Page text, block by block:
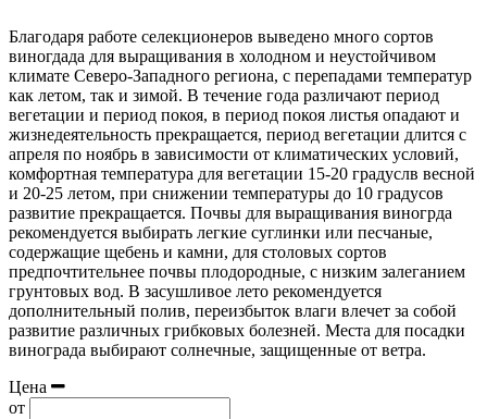
Благодаря работе селекционеров выведено много сортов
виногдада для выращивания в холодном и неустойчивом
климате Северо-Западного региона, с перепадами температур
как летом, так и зимой. В течение года различают период
вегетации и период покоя, в период покоя листья опадают и
жизнедеятельность прекращается, период вегетации длится с
апреля по ноябрь в зависимости от климатических условий,
комфортная температура для вегетации 15-20 градуслв весной
и 20-25 летом, при снижении температуры до 10 градусов
развитие прекращается. Почвы для выращивания виногрда
рекомендуется выбирать легкие суглинки или песчаные,
содержащие щебень и камни, для столовых сортов
предпочтительнее почвы плодородные, с низким залеганием
грунтовых вод. В засушливое лето рекомендуется
дополнительный полив, переизбыток влаги влечет за собой
развитие различных грибковых болезней. Места для посадки
винограда выбирают солнечные, защищенные от ветра.
Цена
от